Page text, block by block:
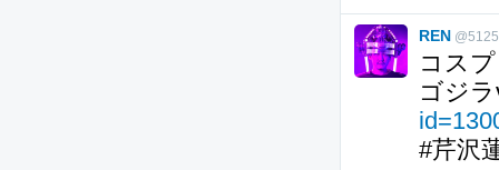
REN
コス
ゴジ
#芹沢